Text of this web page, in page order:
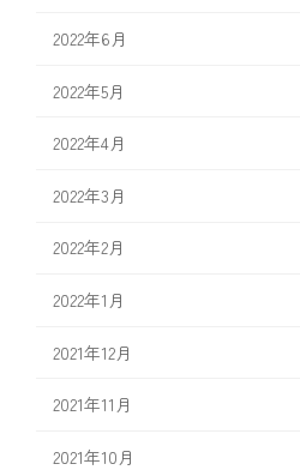
2022年6月
2022年5月
2022年4月
2022年3月
2022年2月
2022年1月
2021年12月
2021年11月
2021年10月